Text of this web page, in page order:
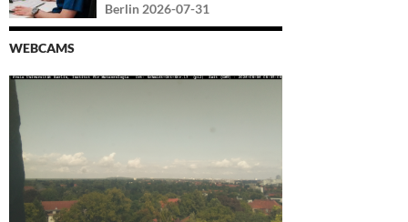
Berlin 2026-07-31
WEBCAMS